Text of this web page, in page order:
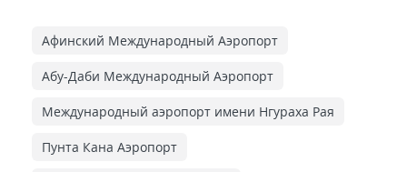
Афинский Международный Аэропорт
Абу-Даби Международный Аэропорт
Международный аэропорт имени Нгураха Рая
Пунта Кана Аэропорт